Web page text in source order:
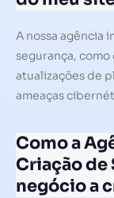
A nossa agência
segurança,
atualizações de
ameaças
Como a
Criação de
negócio a